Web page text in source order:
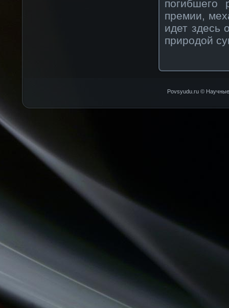
погибшего
премии,
идет здесь
природой
Povsyudu.ru © Научные